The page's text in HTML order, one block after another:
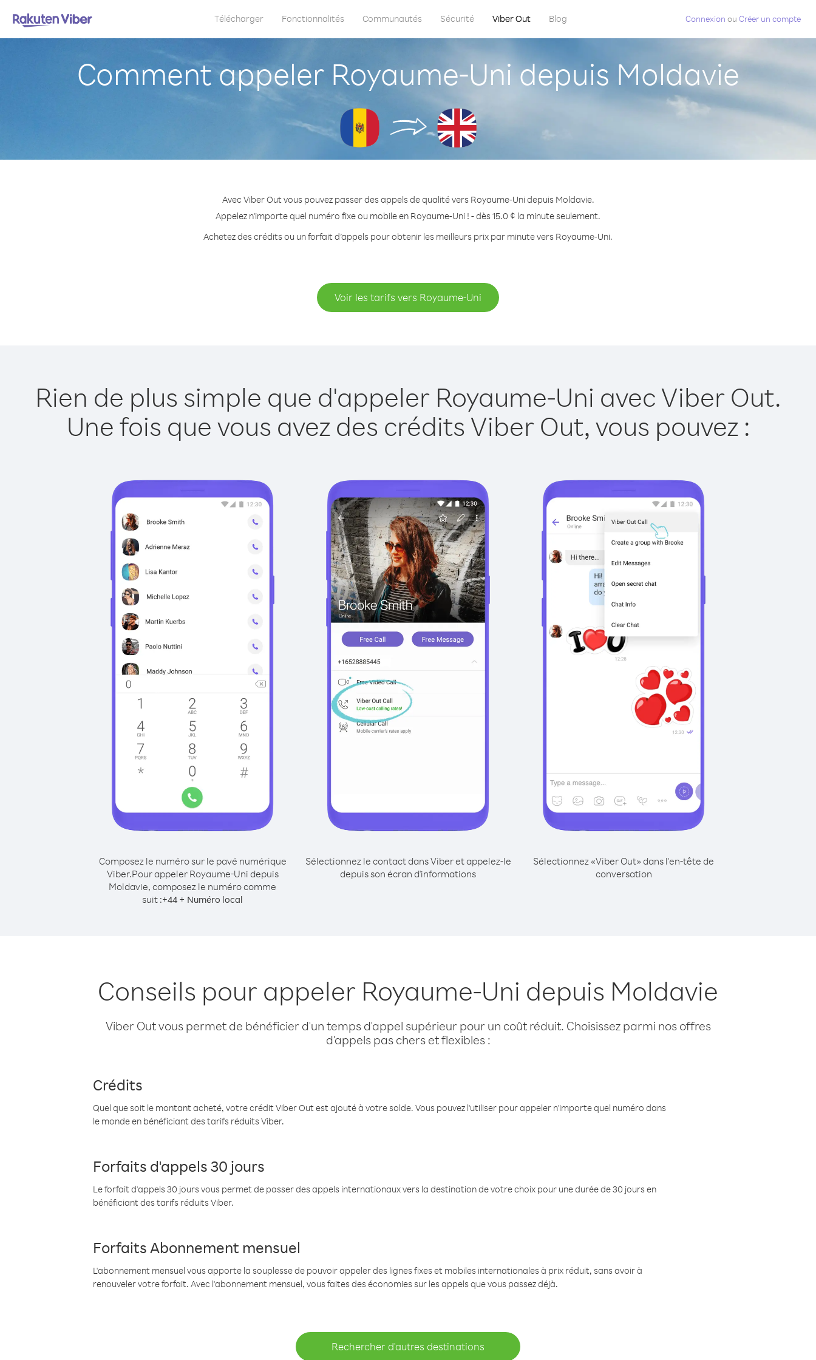
Télécharger Fonctionnalités Communautés Sécurité Viber Out Blog Connexion ou Créer un compte
Comment appeler Royaume-Uni depuis Moldavie
Avec Viber Out vous pouvez passer des appels de qualité vers Royaume-Uni depuis Moldavie.
Appelez n'importe quel numéro fixe ou mobile en Royaume-Uni ! - dès 15.0 ¢ la minute seulement.
Achetez des crédits ou un forfait d’appels pour obtenir les meilleurs prix par minute vers Royaume-Uni.
Voir les tarifs vers Royaume-Uni
Rien de plus simple que d'appeler Royaume-Uni avec Viber Out.
Une fois que vous avez des crédits Viber Out, vous pouvez :
Composez le numéro sur le pavé numérique
Viber.Pour appeler Royaume-Uni depuis
Moldavie, composez le numéro comme
suit :+44 + Numéro local
Sélectionnez le contact dans Viber et appelez-le
depuis son écran d'informations
Sélectionnez «Viber Out» dans l'en-tête de
conversation
Conseils pour appeler Royaume-Uni depuis Moldavie
Viber Out vous permet de bénéficier d'un temps d'appel supérieur pour un coût réduit. Choisissez parmi nos offres
d'appels pas chers et flexibles :
Crédits
Quel que soit le montant acheté, votre crédit Viber Out est ajouté à votre solde. Vous pouvez l'utiliser pour appeler n'importe quel numéro dans
le monde en bénéficiant des tarifs réduits Viber.
Forfaits d'appels 30 jours
Le forfait d'appels 30 jours vous permet de passer des appels internationaux vers la destination de votre choix pour une durée de 30 jours en
bénéficiant des tarifs réduits Viber.
Forfaits Abonnement mensuel
L'abonnement mensuel vous apporte la souplesse de pouvoir appeler des lignes fixes et mobiles internationales à prix réduit, sans avoir à
renouveler votre forfait. Avec l'abonnement mensuel, vous faites des économies sur les appels que vous passez déjà.
Rechercher d'autres destinations